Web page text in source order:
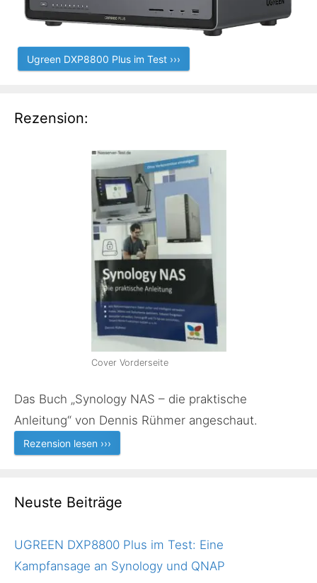
Ugreen DXP8800 Plus im Test ›››
Rezension:
Cover Vorderseite
Das Buch „Synology NAS – die praktische
Anleitung“ von Dennis Rühmer angeschaut.
Rezension lesen ›››
Neuste Beiträge
UGREEN DXP8800 Plus im Test: Eine
Kampfansage an Synology und QNAP